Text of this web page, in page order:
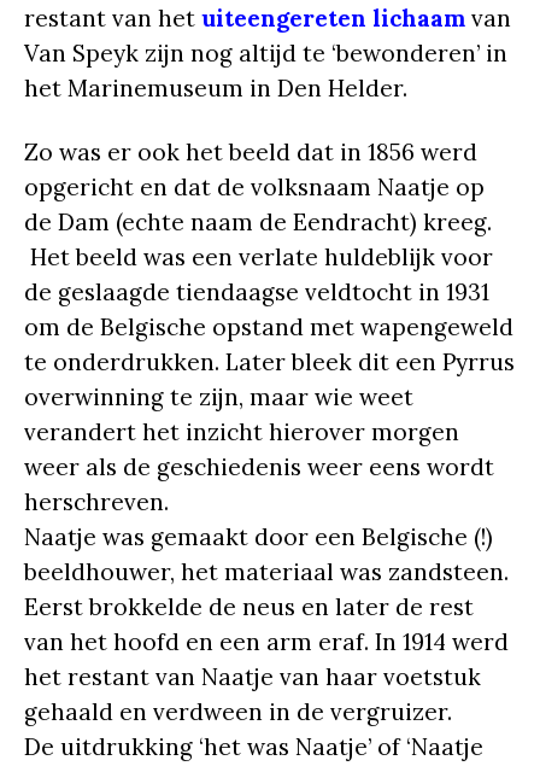
restant van het uiteengereten lichaam van
Van Speyk zijn nog altijd te ‘bewonderen’ in
het Marinemuseum in Den Helder.
Zo was er ook het beeld dat in 1856 werd
opgericht en dat de volksnaam Naatje op
de Dam (echte naam de Eendracht) kreeg.
Het beeld was een verlate huldeblijk voor
de geslaagde tiendaagse veldtocht in 1931
om de Belgische opstand met wapengeweld
te onderdrukken. Later bleek dit een Pyrrus
overwinning te zijn, maar wie weet
verandert het inzicht hierover morgen
weer als de geschiedenis weer eens wordt
herschreven.
Naatje was gemaakt door een Belgische (!)
beeldhouwer, het materiaal was zandsteen.
Eerst brokkelde de neus en later de rest
van het hoofd en een arm eraf. In 1914 werd
het restant van Naatje van haar voetstuk
gehaald en verdween in de vergruizer.
De uitdrukking ‘het was Naatje’ of ‘Naatje